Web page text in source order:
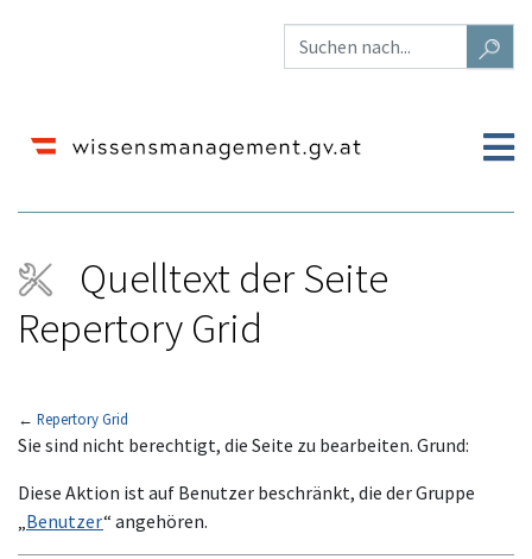
Quelltext der Seite
Repertory Grid
← Repertory Grid
Wechseln zu:Navigation, Suche
Sie sind nicht berechtigt, die Seite zu bearbeiten. Grund:
Diese Aktion ist auf Benutzer beschränkt, die der Gruppe
Benutzer“ angehören.